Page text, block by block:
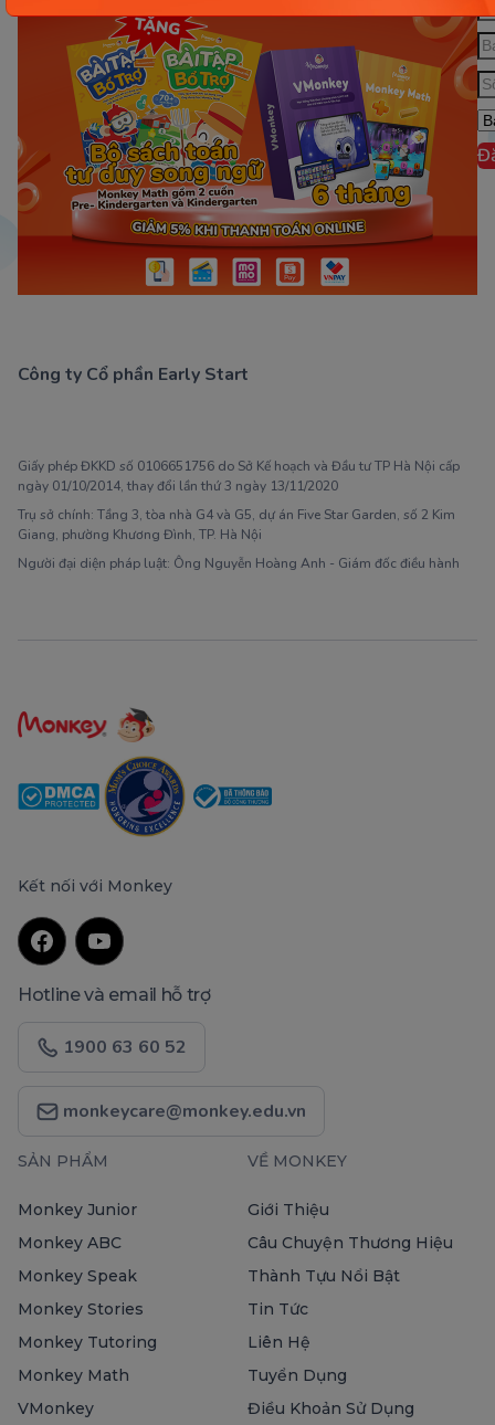
Công ty Cổ phần Early Start
Giấy phép ĐKKD số 0106651756 do Sở Kế hoạch và Đầu tư TP Hà Nội cấp
ngày 01/10/2014, thay đổi lần thứ 3 ngày 13/11/2020
Trụ sở chính: Tầng 3, tòa nhà G4 và G5, dự án Five Star Garden, số 2 Kim
Giang, phường Khương Đình, TP. Hà Nội
Người đại diện pháp luật: Ông Nguyễn Hoàng Anh - Giám đốc điều hành
Kết nối với Monkey
Hotline và email hỗ trợ
1900 63 60 52
monkeycare@monkey.edu.vn
SẢN PHẨM
Monkey Junior
Monkey ABC
Monkey Speak
Monkey Stories
Monkey Tutoring
Monkey Math
VMonkey
VỀ MONKEY
Giới Thiệu
Câu Chuyện Thương Hiệu
Thành Tựu Nổi Bật
Tin Tức
Liên Hệ
Tuyển Dụng
Điều Khoản Sử Dụng